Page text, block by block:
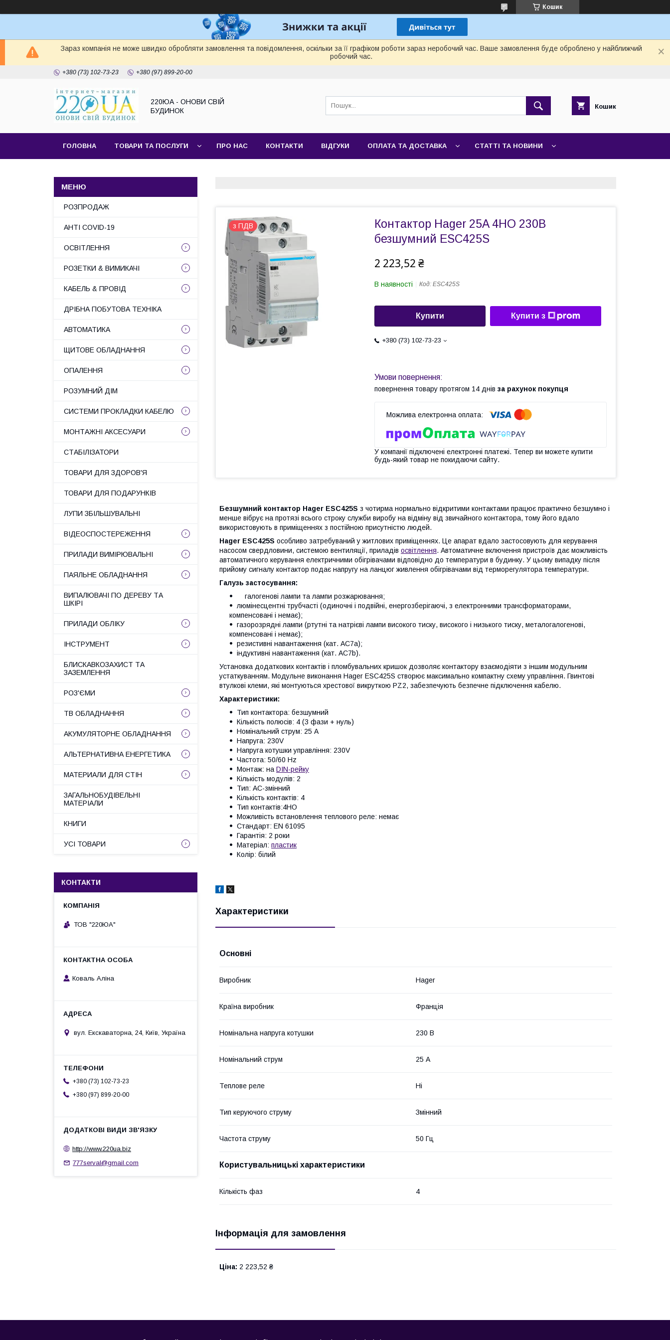
Кошик
Зараз компанія не може швидко обробляти замовлення та повідомлення, оскільки за її графіком роботи зараз неробочий час. Ваше замовлення буде оброблено у найближчий
робочий час.
+380 (73) 102-73-23 +380 (97) 899-20-00
220ЮА - ОНОВИ СВІЙ
БУДИНОК
Кошик
ГОЛОВНА ТОВАРИ ТА ПОСЛУГИ ПРО НАС КОНТАКТИ ВІДГУКИ ОПЛАТА ТА ДОСТАВКА СТАТТІ ТА НОВИНИ
з ПДВ
Контактор Hager 25A 4НО 230В
безшумний ESC425S
2 223,52 ₴
В наявності Код: ESC425S
Купити Купити з
+380 (73) 102-73-23
повернення товару протягом 14 днів за рахунок покупця
У компанії підключені електронні платежі. Тепер ви можете купити
будь-який товар не покидаючи сайту.
Безшумний контактор Hager ESC425S з чотирма нормально відкритими контактами працює практично безшумно і
менше вібрує на протязі всього строку служби виробу на відміну від звичайного контактора, тому його вдало
використовують в приміщеннях з постійною присутністю людей.
Hager ESC425S особливо затребуваний у житлових приміщеннях. Це апарат вдало застосовують для керування
насосом свердловини, системою вентиляції, приладів освітлення. Автоматичне включення пристроїв дає можливість
автоматичного керування електричними обігрівачами відповідно до температури в будинку. У цьому випадку після
прийому сигналу контактор подає напругу на ланцюг живлення обігрівачами від терморегулятора температури.
Галузь застосування:
галогенові лампи та лампи розжарювання;
люмінесцентні трубчасті (одиночні і подвійні, енергозберігаючі, з електронними трансформаторами,
компенсовані і немає);
газорозрядні лампи (ртутні та натрієві лампи високого тиску, високого і низького тиску, металогалогенові,
компенсовані і немає);
резистивні навантаження (кат. АС7а);
індуктивні навантаження (кат. АС7b).
Установка додаткових контактів і пломбувальних кришок дозволяє контактору взаємодіяти з іншим модульним
устаткуванням. Модульне виконання Hager ESC425S створює максимально компактну схему управління. Гвинтові
втулкові клеми, які монтуються хрестової викруткою PZ2, забезпечують безпечне підключення кабелю.
Характеристики:
Тип контактора: безшумний
Кількість полюсів: 4 (3 фази + нуль)
Номінальний струм: 25 A
Напруга: 230V
Напруга котушки управління: 230V
Частота: 50/60 Hz
Монтаж: на DIN-рейку
Кількість модулів: 2
Тип: АС-змінний
Кількість контактів: 4
Тип контактів:4НО
Можливість встановлення теплового реле: немає
Стандарт: EN 61095
Гарантія: 2 роки
Матеріал: пластик
Колір: білий
Характеристики
Основні
Виробник Hager
Країна виробник Франція
Номінальна напруга котушки 230 В
Номінальний струм 25 А
Теплове реле Ні
Тип керуючого струму Змінний
Частота струму 50 Гц
Користувальницькі характеристики
Кількість фаз 4
Інформація для замовлення
Ціна: 2 223,52 ₴
РОЗПРОДАЖ
АНТІ COVID-19
ОСВІТЛЕННЯ
РОЗЕТКИ & ВИМИКАЧІ
КАБЕЛЬ & ПРОВІД
ДРІБНА ПОБУТОВА ТЕХНІКА
АВТОМАТИКА
ЩИТОВЕ ОБЛАДНАННЯ
ОПАЛЕННЯ
РОЗУМНИЙ ДІМ
СИСТЕМИ ПРОКЛАДКИ КАБЕЛЮ
МОНТАЖНІ АКСЕСУАРИ
СТАБІЛІЗАТОРИ
ТОВАРИ ДЛЯ ЗДОРОВ'Я
ТОВАРИ ДЛЯ ПОДАРУНКІВ
ЛУПИ ЗБІЛЬШУВАЛЬНІ
ВІДЕОСПОСТЕРЕЖЕННЯ
ПРИЛАДИ ВИМІРЮВАЛЬНІ
ПАЯЛЬНЕ ОБЛАДНАННЯ
ВИПАЛЮВАЧІ ПО ДЕРЕВУ ТА
ШКІРІ
ПРИЛАДИ ОБЛІКУ
ІНСТРУМЕНТ
БЛИСКАВКОЗАХИСТ ТА
ЗАЗЕМЛЕННЯ
РОЗ'ЄМИ
ТВ ОБЛАДНАННЯ
АКУМУЛЯТОРНЕ ОБЛАДНАННЯ
АЛЬТЕРНАТИВНА ЕНЕРГЕТИКА
МАТЕРИАЛИ ДЛЯ СТІН
ЗАГАЛЬНОБУДІВЕЛЬНІ
МАТЕРІАЛИ
КНИГИ
УСІ ТОВАРИ
КОНТАКТИ
ТОВ "220ЮА"
Коваль Аліна
вул. Екскаваторна, 24, Київ, Україна
+380 (73) 102-73-23
+380 (97) 899-20-00
http://www.220ua.biz
777serval@gmail.com